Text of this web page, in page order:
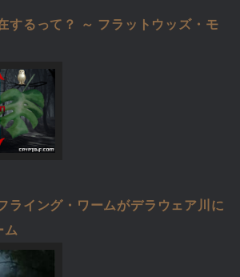
するって？ ～ フラットウッズ・モ
ライング・ワームがデラウェア川に
ム